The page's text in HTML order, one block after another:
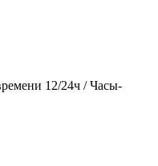
12/24ч / Часы-